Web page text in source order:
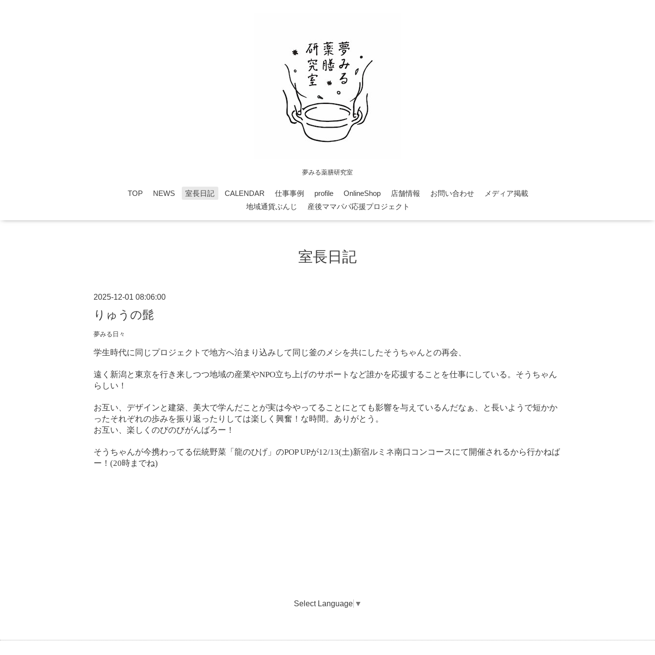
夢みる薬膳研究室
TOP NEWS 室長日記 CALENDAR 仕事事例 profile OnlineShop 店舗情報 お問い合わせ
メディア掲載
地域通貨ぶんじ
産後ママパパ応援プロジェクト
室長日記
2025-12-01 08:06:00
りゅうの髭
夢みる日々
学生時代に同じプロジェクトで地方へ泊まり込みして同じ釜のメシを共にしたそうちゃんとの再会、
遠く新潟と東京を行き来しつつ地域の産業やNPO立ち上げのサポートなど誰かを応援することを仕事にしている。そうちゃん
らしい！
お互い、デザインと建築、美大で学んだことが実は今やってることにとても影響を与えているんだなぁ、と長いようで短かか
ったそれぞれの歩みを振り返ったりしては楽しく興奮！な時間。ありがとう。
お互い、楽しくのびのびがんばろー！
そうちゃんが今携わってる伝統野菜「龍のひげ」のPOP UPが12/13(土)新宿ルミネ南口コンコースにて開催されるから行かねば
ー！(20時までね)
Select Language ▼